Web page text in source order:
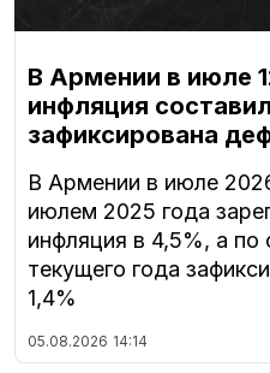
В Армении в июле
инфляция
зафиксирована
В Армении в июле
июлем 2025 года
инфляция в 4,5%, а
текущего года
1,4%
05.08.2026 14:14